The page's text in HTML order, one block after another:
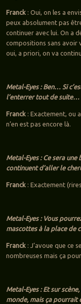
Franck: Oui, on les a
peux absolument pas
continuer avec lui. On a
compositions sans avoir
oui, a priori, on va
Metal-Eyes : Ben… Si
l’enterrer tout de suite…
Franck: Exactement, ou
n’en est pas encore là.
Metal-Eyes : Ce sera
continuent d’aller le
Franck: Exactement
Metal-Eyes : Vous
mascottes à la place de
Franck: J’avoue que ce
nombreuses mais ça
Metal-Eyes : Et sur
monde, mais ça pourrait